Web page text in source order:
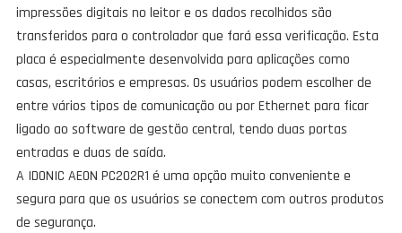
impressões digitais no leitor e os dados recolhidos são
transferidos para o controlador que fará essa verificação. Esta
placa é especialmente desenvolvida para aplicações como
casas, escritórios e empresas. Os usuários podem escolher de
entre vários tipos de comunicação ou por Ethernet para ficar
ligado ao software de gestão central, tendo duas portas
entradas e duas de saída.
A IDONIC AEON PC202R1 é uma opção muito conveniente e
segura para que os usuários se conectem com outros produtos
de segurança.